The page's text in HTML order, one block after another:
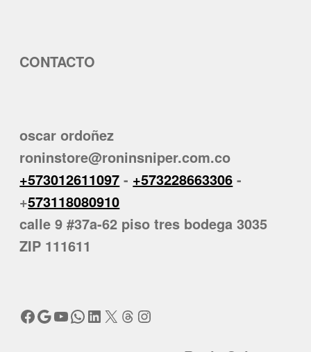
CONTACTO
oscar ordoñez
roninstore@roninsniper.com.co
+573012611097 - +573228663306 -
+573118080910
calle 9 #37a-62 piso tres bodega 3035
ZIP 111611
Facebook
Google
YouTube
WhatsApp
LinkedIn
X Threads
Instagram